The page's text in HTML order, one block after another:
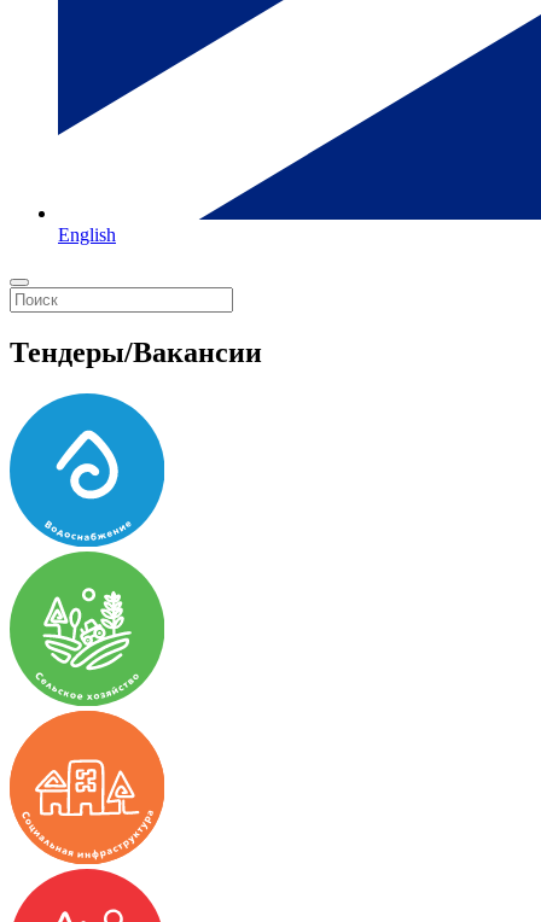
English
Тендеры/Вакансии